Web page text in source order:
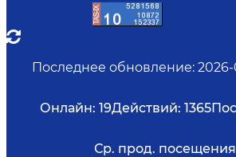
Последнее обновление: 2026-
Онлайн: 19Действий: 1365
Ср. прод.